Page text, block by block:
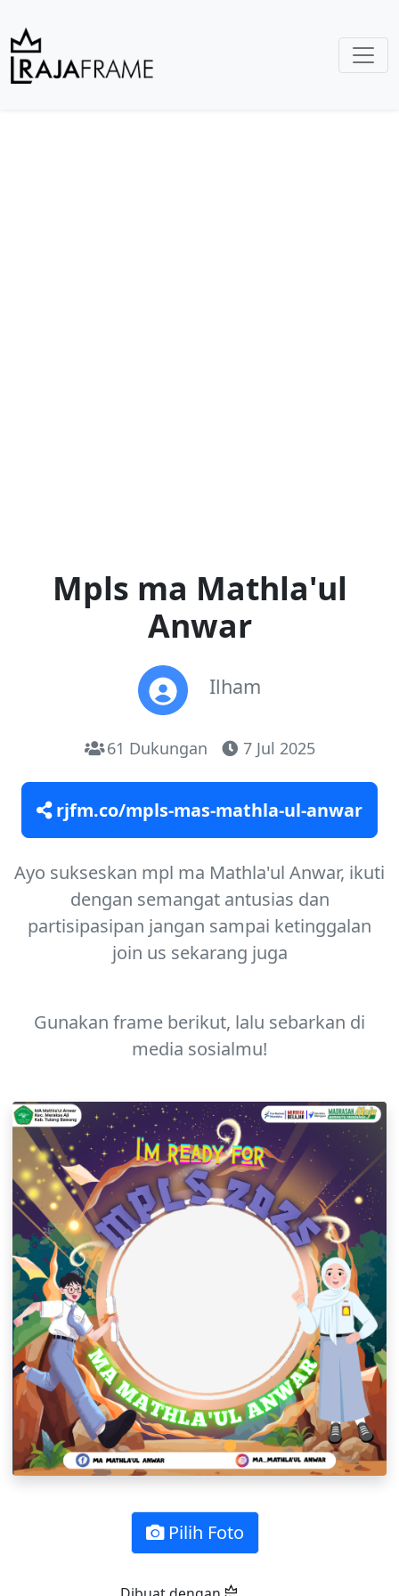
Mpls ma Mathla'ul
Anwar
Ilham
61 Dukungan 7 Jul 2025
rjfm.co/mpls-mas-mathla-ul-anwar
Ayo sukseskan mpl ma Mathla'ul Anwar, ikuti
dengan semangat antusias dan
partisipasipan jangan sampai ketinggalan
join us sekarang juga
Gunakan frame berikut, lalu sebarkan di
media sosialmu!
Pilih Foto